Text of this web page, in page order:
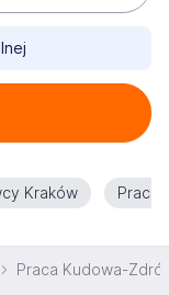
Kraków
Praca Kudowa-Zdrój